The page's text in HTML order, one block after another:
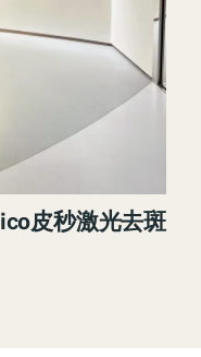
皮秒激光去斑